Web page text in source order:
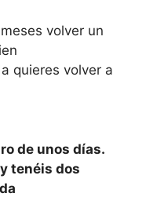
volver un
quieres volver a
de unos días.
tenéis dos